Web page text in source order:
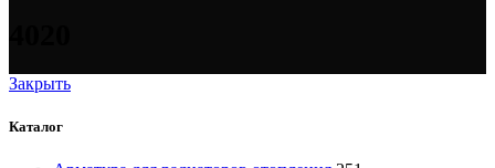
Закрыть
Каталог